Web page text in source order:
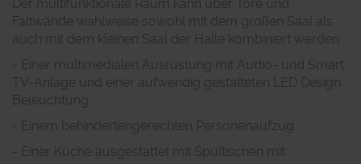
Der multifunktionale Raum kann über Tore und
Faltwände wahlweise sowohl mit dem großen Saal als
auch mit dem kleinen Saal der Halle kombiniert werden.
- Einer multimedialen Ausrüstung mit Audio- und Smart
TV-Anlage und einer aufwendig gestalteten LED Design
Beleuchtung.
- Einem behindertengerechten Personenaufzug
- Einer Küche ausgestattet mit Spültischen mit